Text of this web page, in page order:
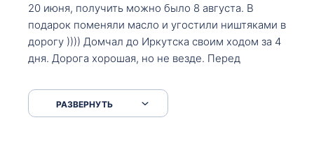
20 июня, получить можно было 8 августа. В
подарок поменяли масло и угостили ништяками в
дорогу )))) Домчал до Иркутска своим ходом за 4
дня. Дорога хорошая, но не везде. Перед
серпантинах по пути следования.
РАЗВЕРНУТЬ